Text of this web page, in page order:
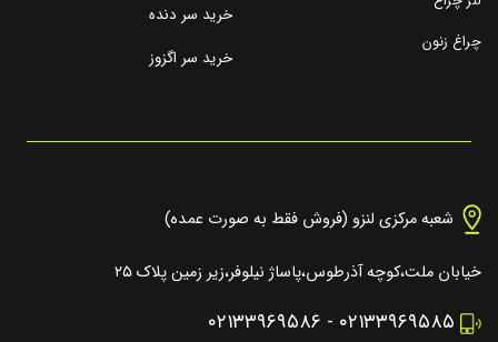
چراغ زنون
خرید سر دنده
خرید سر اگزوز
شعبه مرکزی لنزو (فروش فقط به صورت عمده)
خیابان ملت،کوچه آذرطوس،پاساژ نیلوفر،زیر زمین پلاک ۲۵
۰۲۱۳۳۹۶۹۵۸۵ - ۰۲۱۳۳۹۶۹۵۸۶